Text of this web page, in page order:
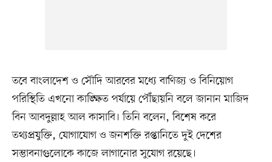
তবে বাংলাদেশ ও সৌদি আরবের মধ্যে বাণিজ্য ও বিনিয়োগ
পরিস্থিতি এখনো কাঙ্ক্ষিত পর্যায়ে পৌঁছায়নি বলে জানান মাজিদ
বিন আবদুল্লাহ আল কাসাবি। তিনি বলেন, বিশেষ করে
তথ্যপ্রযুক্তি, যোগাযোগ ও জনশক্তি রপ্তানিতে দুই দেশের
সম্ভাবনাগুলোকে কাজে লাগানোর সুযোগ রয়েছে।